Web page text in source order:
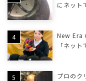
にネット
New Era
「ネッ
プロのク